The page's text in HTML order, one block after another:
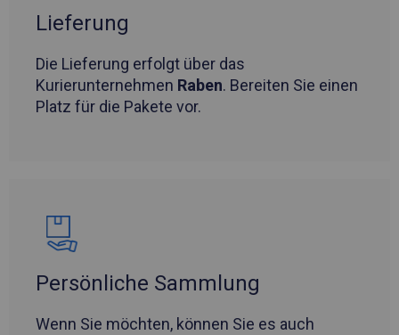
Lieferung
Die Lieferung erfolgt über das
Kurierunternehmen Raben. Bereiten Sie einen
Platz für die Pakete vor.
Persönliche Sammlung
Wenn Sie möchten, können Sie es auch